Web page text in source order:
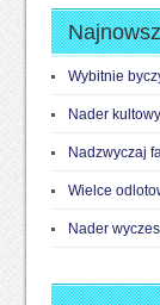
Wybitnie
Nader
Nadzwyczaj
Wielce
Nader